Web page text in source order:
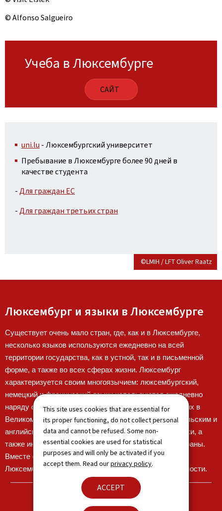
This site uses cookies that are essential for
its proper functioning, do not collect personal
data and cannot be refused. Some non-
essential cookies are used for statistical
purposes and will only be activated if you
accept them. Read ourprivacy policy.
ACCEPT
© Alfonso Salgueiro
Учеба в Люксембурге
САЙТ
uni.lu - Люксембургский университет
Пребывание в Люксембурге более 90 дней в
качестве студента
-Для граждан ЕС
-Для граждан третьих стран
©LMIH / LFT Oliver Raatz
Люксембург и языки в Люксембурге
Существует очень мало стран, где, как и в Люксембурге,
несколько языков используются ежедневно на всей
территории государства, как в устной, так и в письменной
форме, а также во всех сферах жизни. Люксембург
характеризуется своим многоязычием: люксембургский,
немецкий и французский языки используются ежедневно
наряду с языками 180 национальностей, проживающих в
Великом Герцогстве, особенно итальянским, португальским и
английским. Эти языки отражают миграционные потоки, а
также институциональное и финансовое развитие страны.
Вместе они составляют важную часть идентичности
Люксембурга и служат основой социальной сплоченности.